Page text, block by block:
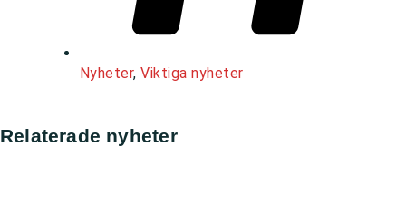
Nyheter,Viktiga nyheter
Relaterade nyheter